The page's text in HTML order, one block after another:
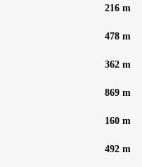
216 m
478 m
362 m
869 m
160 m
492 m